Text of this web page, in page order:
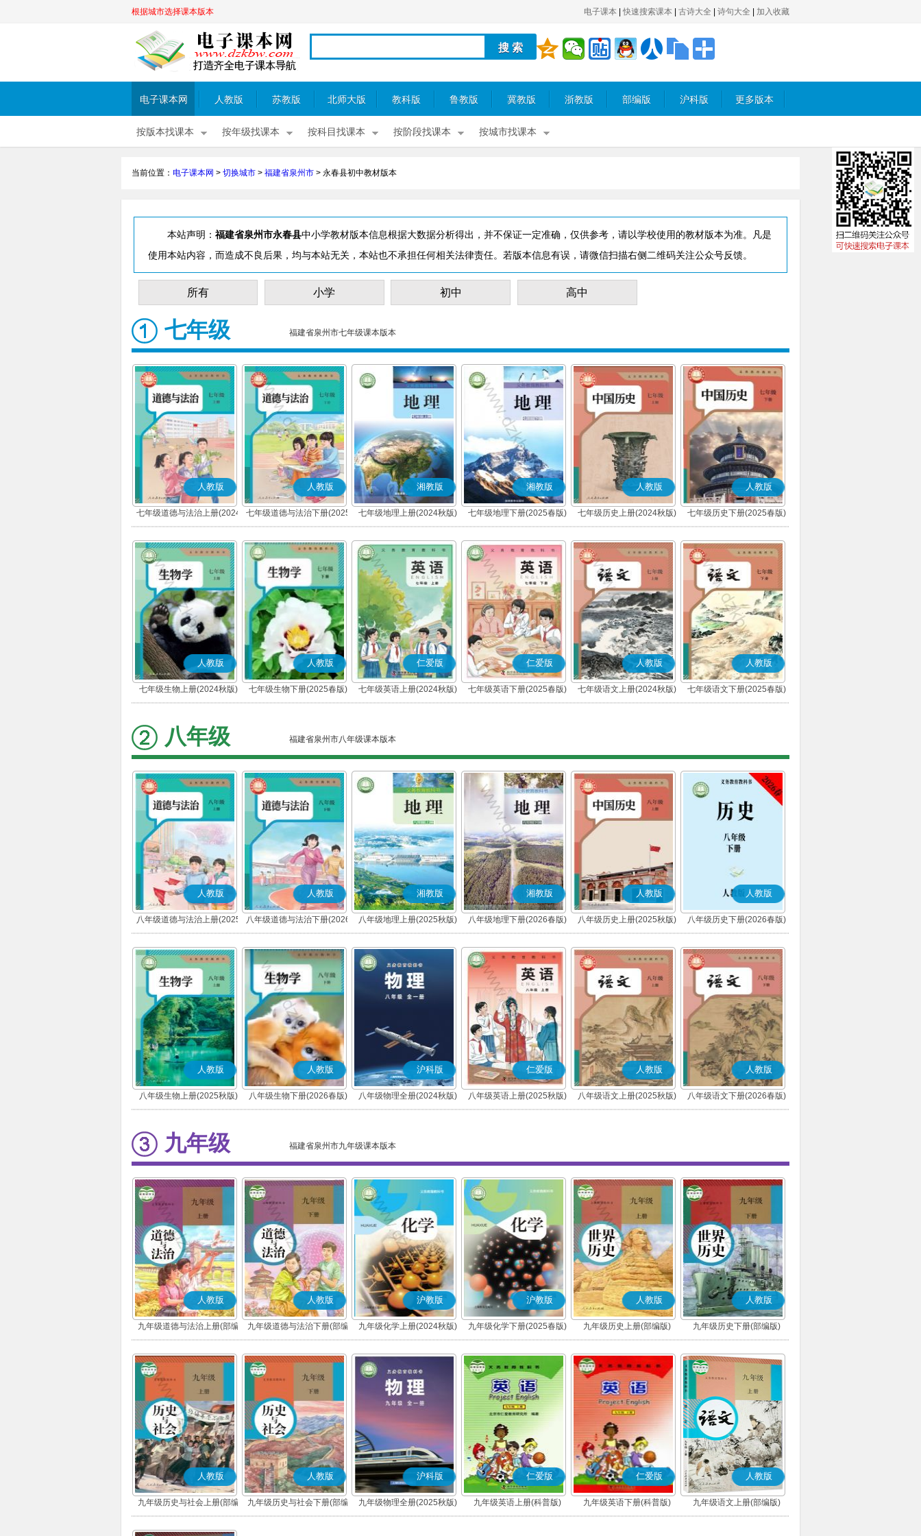
根据城市选择课本版本 电子课本 快速搜索课本 古诗大全 诗句大全 加入收藏
电子课本网 人教版 苏教版 北师大版 教科版 鲁教版 冀教版 浙教版 部编版 沪科版 更多版本
按版本找课本 按年级找课本 按科目找课本 按阶段找课本 按城市找课本
当前位置： 电子课本网 > 切换城市 > 福建省泉州市 > 永春县初中教材版本
本站声明： 福建省泉州市永春县中小学教材版本信息根据大数据分析得出，并不保证一定准确，仅供参考，请以学校使用的教材版本为准。凡是
使用本站内容，而造成不良后果，均与本站无关，本站也不承担任何相关法律责任。若版本信息有误，请微信扫描右侧二维码关注公众号反馈。
所有 小学 初中 高中
七年级 福建省泉州市七年级课本版本
人教版
七年级道德与法治上册(2024
秋版)(部编版)
人教版
七年级道德与法治下册(2025
春版)(部编版)
湘教版
七年级地理上册(2024秋版)
湘教版
七年级地理下册(2025春版)
人教版
七年级历史上册(2024秋版)
(部编版)
人教版
七年级历史下册(2025春版)
(部编版)
人教版
七年级生物上册(2024秋版)
人教版
七年级生物下册(2025春版)
仁爱版
七年级英语上册(2024秋版)
(科普版)
仁爱版
七年级英语下册(2025春版)
(科普版)
人教版
七年级语文上册(2024秋版)
(部编版)
人教版
七年级语文下册(2025春版)
(部编版)
八年级 福建省泉州市八年级课本版本
人教版
八年级道德与法治上册(2025
秋版)(部编版)
人教版
八年级道德与法治下册(2026
春版)(部编版)
湘教版
八年级地理上册(2025秋版)
湘教版
八年级地理下册(2026春版)
人教版
八年级历史上册(2025秋版)
(部编版)
人教版
八年级历史下册(2026春版)
(部编版)
人教版
八年级生物上册(2025秋版)
人教版
八年级生物下册(2026春版)
沪科版
八年级物理全册(2024秋版)
仁爱版
八年级英语上册(2025秋版)
(科普版)
人教版
八年级语文上册(2025秋版)
(部编版)
人教版
八年级语文下册(2026春版)
(部编版)
九年级 福建省泉州市九年级课本版本
人教版
九年级道德与法治上册(部编
版)
人教版
九年级道德与法治下册(部编
版)
沪教版
九年级化学上册(2024秋版)
沪教版
九年级化学下册(2025春版)
人教版
九年级历史上册(部编版)
人教版
九年级历史下册(部编版)
人教版
九年级历史与社会上册(部编
版)
人教版
九年级历史与社会下册(部编
版)
沪科版
九年级物理全册(2025秋版)
仁爱版
九年级英语上册(科普版)
仁爱版
九年级英语下册(科普版)
人教版
九年级语文上册(部编版)